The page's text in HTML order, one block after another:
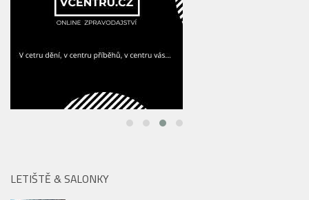
LETIŠTĚ & SALONKY
průvodce